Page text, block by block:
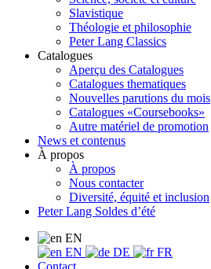
Slavistique
Théologie et philosophie
Peter Lang Classics
Catalogues
Aperçu des Catalogues
Catalogues thematiques
Nouvelles parutions du mois
Catalogues «Coursebooks»
Autre matériel de promotion
News et contenus
À propos
À propos
Nous contacter
Diversité, équité et inclusion
Peter Lang Soldes d’été
EN
EN
DE
FR
Contact